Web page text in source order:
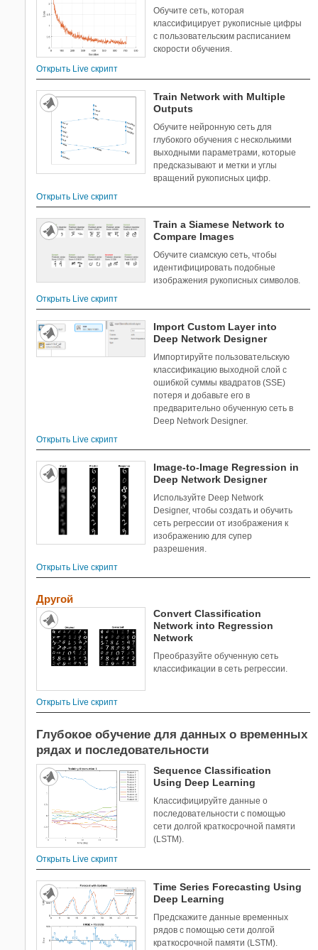
Обучите сеть, которая
классифицирует рукописные цифры
с пользовательским расписанием
скорости обучения.
Открыть Live скрипт
Train Network with Multiple
Outputs
Обучите нейронную сеть для
глубокого обучения с несколькими
выходными параметрами, которые
предсказывают и метки и углы
вращений рукописных цифр.
Открыть Live скрипт
Train a Siamese Network to
Compare Images
Обучите сиамскую сеть, чтобы
идентифицировать подобные
изображения рукописных символов.
Открыть Live скрипт
Import Custom Layer into
Deep Network Designer
Импортируйте пользовательскую
классификацию выходной слой с
ошибкой суммы квадратов (SSE)
потеря и добавьте его в
предварительно обученную сеть в
Deep Network Designer.
Открыть Live скрипт
Image-to-Image Regression in
Deep Network Designer
Используйте Deep Network
Designer, чтобы создать и обучить
сеть регрессии от изображения к
изображению для супер
разрешения.
Открыть Live скрипт
Другой
Convert Classification
Network into Regression
Network
Преобразуйте обученную сеть
классификации в сеть регрессии.
Открыть Live скрипт
Глубокое обучение для данных о временных
рядах и последовательности
Sequence Classification
Using Deep Learning
Классифицируйте данные о
последовательности с помощью
сети долгой краткосрочной памяти
(LSTM).
Открыть Live скрипт
Time Series Forecasting Using
Deep Learning
Предскажите данные временных
рядов с помощью сети долгой
краткосрочной памяти (LSTM).